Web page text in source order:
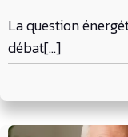
La question
débat[…]